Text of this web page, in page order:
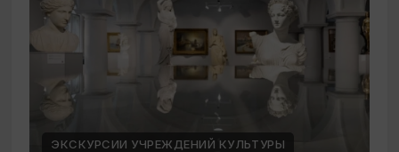
ЭКСКУРСИИ УЧРЕЖДЕНИЙ КУЛЬТУРЫ